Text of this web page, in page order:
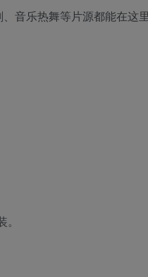
音乐热舞等片源都能在这